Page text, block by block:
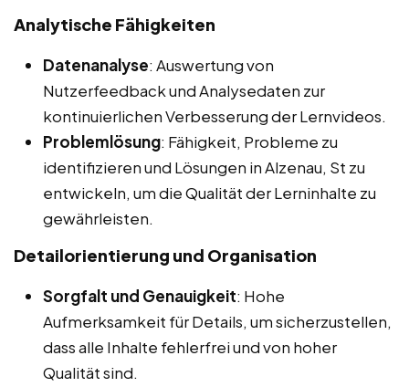
Analytische Fähigkeiten
Datenanalyse: Auswertung von
Nutzerfeedback und Analysedaten zur
kontinuierlichen Verbesserung der Lernvideos.
Problemlösung: Fähigkeit, Probleme zu
identifizieren und Lösungen in Alzenau, St zu
entwickeln, um die Qualität der Lerninhalte zu
gewährleisten.
Detailorientierung und Organisation
Sorgfalt und Genauigkeit: Hohe
Aufmerksamkeit für Details, um sicherzustellen,
dass alle Inhalte fehlerfrei und von hoher
Qualität sind.